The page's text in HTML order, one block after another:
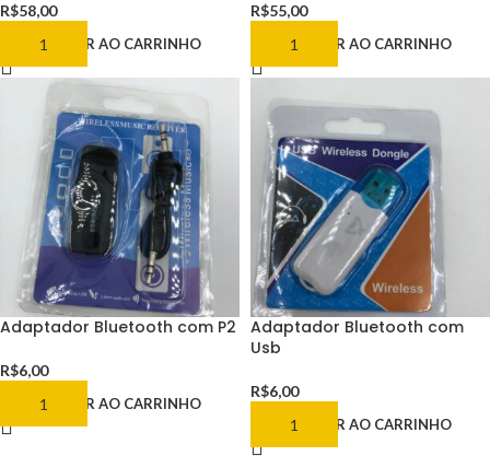
R$58,00
ADICIONAR AO CARRINHO
R$55,00
ADICIONAR AO CARRINHO
Adaptador Bluetooth com P2
R$6,00
ADICIONAR AO CARRINHO
Adaptador Bluetooth com
Usb
R$6,00
ADICIONAR AO CARRINHO